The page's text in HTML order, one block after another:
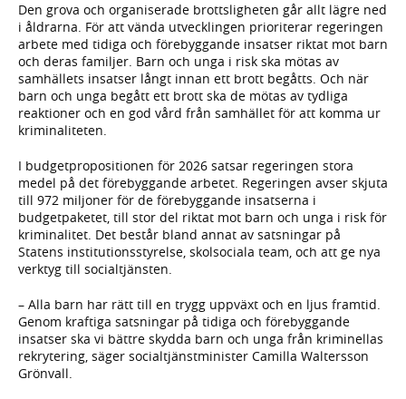
Den grova och organiserade brottsligheten går allt lägre ned
i åldrarna. För att vända utvecklingen prioriterar regeringen
arbete med tidiga och förebyggande insatser riktat mot barn
och deras familjer. Barn och unga i risk ska mötas av
samhällets insatser långt innan ett brott begåtts. Och när
barn och unga begått ett brott ska de mötas av tydliga
reaktioner och en god vård från samhället för att komma ur
kriminaliteten.
I budgetpropositionen för 2026 satsar regeringen stora
medel på det förebyggande arbetet. Regeringen avser skjuta
till 972 miljoner för de förebyggande insatserna i
budgetpaketet, till stor del riktat mot barn och unga i risk för
kriminalitet. Det består bland annat av satsningar på
Statens institutionsstyrelse, skolsociala team, och att ge nya
verktyg till socialtjänsten.
– Alla barn har rätt till en trygg uppväxt och en ljus framtid.
Genom kraftiga satsningar på tidiga och förebyggande
insatser ska vi bättre skydda barn och unga från kriminellas
rekrytering, säger socialtjänstminister Camilla Waltersson
Grönvall.